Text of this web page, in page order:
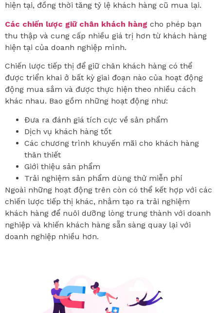
hiện tại, đồng thời tăng tỷ lệ khách hàng cũ mua lại.
Các chiến lược giữ chân khách hàng cho phép bạn
thu thập và cung cấp nhiều giá trị hơn từ khách hàng
hiện tại của doanh nghiệp mình.
Chiến lược tiếp thị để giữ chân khách hàng có thể
được triển khai ở bất kỳ giai đoạn nào của hoạt động
động mua sắm và được thực hiện theo nhiều cách
khác nhau. Bao gồm những hoạt động như:
Đưa ra đánh giá tích cực về sản phẩm
Dịch vụ khách hàng tốt
Các chương trình khuyến mãi cho khách hàng
thân thiết
Giới thiệu sản phẩm
Trải nghiệm sản phẩm dùng thử miễn phí
Ngoài những hoạt động trên còn có thể kết hợp với các
chiến lược tiếp thị khác, nhằm tạo ra trải nghiệm
khách hàng để nuôi dưỡng lòng trung thành với doanh
nghiệp và khiến khách hàng sẵn sàng quay lại với
doanh nghiệp nhiều hơn.